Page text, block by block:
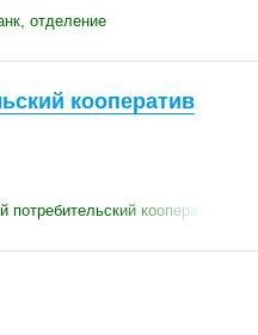
отделение
кооператив
потребительский кооператив